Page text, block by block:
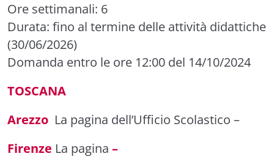
Ore settimanali: 6
Durata: fino al termine delle attività didattiche
(30/06/2026)
Domanda entro le ore 12:00 del 14/10/2024
TOSCANA
Arezzo La pagina dell’Ufficio Scolastico –
Firenze La pagina –